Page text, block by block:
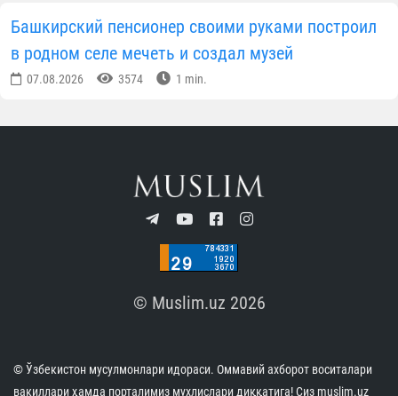
Башкирский пенсионер своими руками построил
в родном селе мечеть и создал музей
07.08.2026 3574 1 min.
© Muslim.uz 2026
© Ўзбекистон мусулмонлари идораси. Оммавий ахборот воситалари
вакиллари ҳамда порталимиз мухлислари диққатига! Сиз muslim.uz